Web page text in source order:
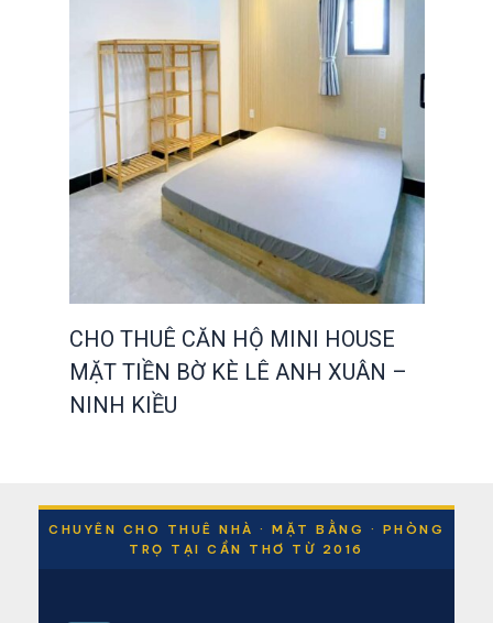
CHO THUÊ CĂN HỘ MINI HOUSE
MẶT TIỀN BỜ KÈ LÊ ANH XUÂN –
NINH KIỀU
CHUYÊN CHO THUÊ NHÀ · MẶT BẰNG · PHÒNG
TRỌ TẠI CẦN THƠ TỪ 2016